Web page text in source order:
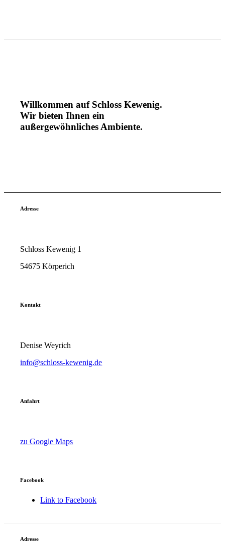
Willkommen auf Schloss Kewenig.
Wir bieten Ihnen ein
außergewöhnliches Ambiente.
Adresse
Schloss Kewenig 1
54675 Körperich
Kontakt
Denise Weyrich
info@schloss-kewenig.de
Anfahrt
zu Google Maps
Facebook
Link to Facebook
Adresse